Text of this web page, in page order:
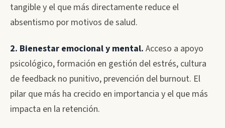
tangible y el que más directamente reduce el
absentismo por motivos de salud.
2. Bienestar emocional y mental. Acceso a apoyo
psicológico, formación en gestión del estrés, cultura
de feedback no punitivo, prevención del burnout. El
pilar que más ha crecido en importancia y el que más
impacta en la retención.